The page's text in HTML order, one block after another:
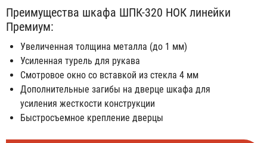
Преимущества шкафа ШПК-320 НОК линейки
Премиум:
Увеличенная толщина металла (до 1 мм)
Усиленная турель для рукава
Смотровое окно со вставкой из стекла 4 мм
Дополнительные загибы на дверце шкафа для
усиления жесткости конструкции
Быстросъемное крепление дверцы